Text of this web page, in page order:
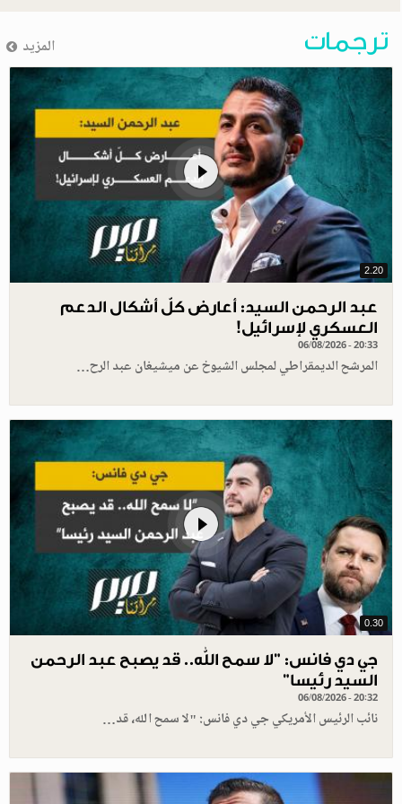
ترجمات المزيد
2.20
عبد الرحمن السيد: أعارض كلّ أشكال الدعم
العسكري لإسرائيل!
06/08/2026 - 20:33
المرشح الديمقراطي لمجلس الشيوخ عن ميشيغان عبد الرح…
0.30
جي دي فانس: ”لا سمح الله.. قد يصبح عبد الرحمن
السيد رئيسا”
06/08/2026 - 20:32
نائب الرئيس الأمريكي جي دي فانس: "لا سمح الله، قد…